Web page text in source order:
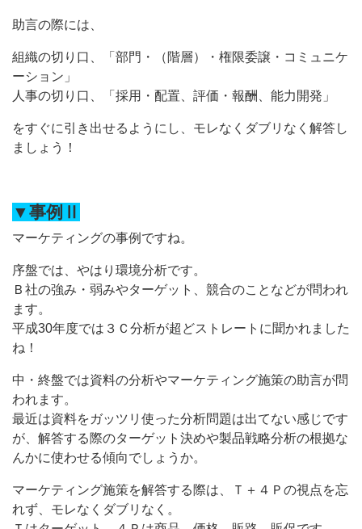
助言の際には、
組織の切り口、「部門・（階層）・権限委譲・コミュニケ
ーション」
人事の切り口、「採用・配置、評価・報酬、能力開発」
をすぐに引き出せるようにし、モレなくダブリなく解答し
ましょう！
▼事例Ⅱ
マーケティングの事例ですね。
序盤では、やはり環境分析です。
Ｂ社の強み・弱みやターゲット、競合のことなどが問われ
ます。
平成30年度では３Ｃ分析が超どストレートに聞かれました
ね！
中・終盤では資料の分析やマーケティング施策の助言が問
われます。
最近は資料をガッツリ使った分析問題は出てない感じです
が、解答する際のターゲット決めや製品戦略分析の根拠な
んかに使わせる傾向でしょうか。
マーケティング施策を解答する際は、Ｔ＋４Ｐの視点を忘
れず、モレなくダブリなく。